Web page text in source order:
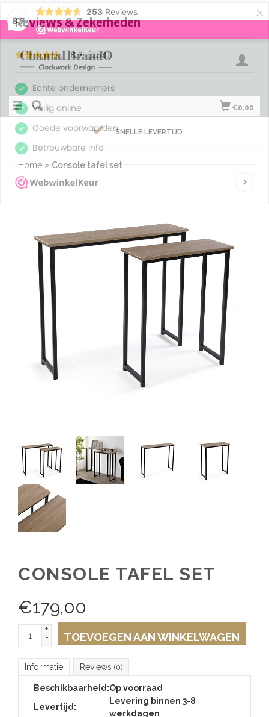
8,7
253 Reviews ×
€0,00
SNELLE LEVERTIJD
Home » Console tafel set
CONSOLE TAFEL SET
€179,00
+
TOEVOEGEN AAN WINKELWAGEN
Informatie Reviews (0)
Beschikbaarheid:Op voorraad
Levertijd:
Levering binnen 3-8
werkdagen